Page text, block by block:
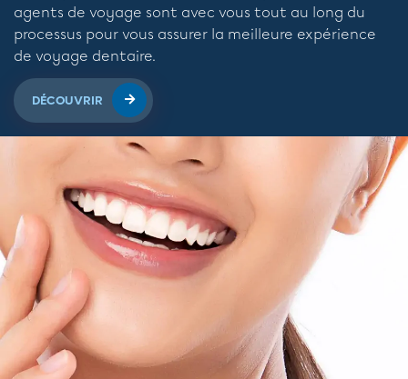
agents de voyage sont avec vous tout au long du
processus pour vous assurer la meilleure expérience
de voyage dentaire.
DÉCOUVRIR